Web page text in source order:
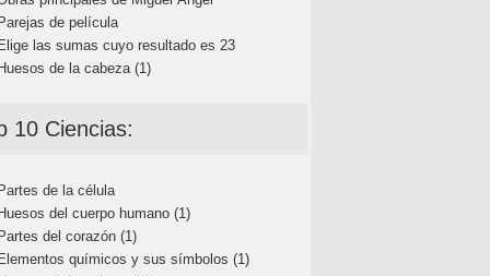
de película
las sumas cuyo resultado es 23
de la cabeza (1)
10 Ciencias:
de la célula
del cuerpo humano (1)
del corazón (1)
químicos y sus símbolos (1)